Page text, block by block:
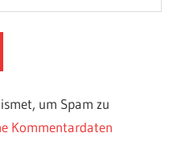
um Spam zu
Kommentardaten